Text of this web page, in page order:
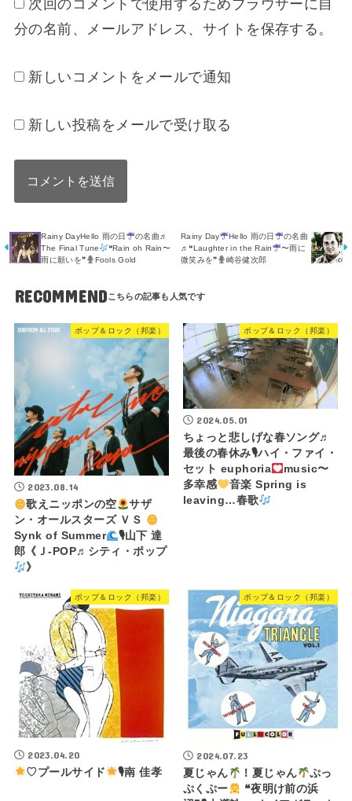
次回のコメントで使用するためブラウザーに自
分の名前、メールアドレス、サイトを保存する。
新しいコメントをメールで通知
新しい投稿をメールで受け取る
Rainy DayHello 雨の日
の名曲♬
The Final Tune
❝Rain oh Rain〜
雨に願いを❞
Fools Gold
Rainy Day Hello 雨の日
の名曲
♬❝Laughter in the Rain
〜雨に
微笑みを❞
崎谷健次郎
RECOMMEND
ポップ＆ロック（邦楽）
2023.08.14
歌えニッポンの空
サザ
ン・オールスターズ ＶＳ
Synk of Summer
🎙山下 達
郎《Ｊ-POP♬シティ・ポップ
》
ポップ＆ロック（邦楽）
2024.05.01
ちょっと悲しげな春ソング♬
最後の春休み🎙ハイ・ファイ・
セット euphoria
music〜
多幸感
音楽 Spring is
leaving…春歌
ポップ＆ロック（邦楽）
2023.04.20
♡プールサイド
🎙南 佳孝
ポップ＆ロック（邦楽）
2024.07.23
夏じゃん
！夏じゃん
ぷっ
ぷくぷー
❝夜明け前の浜